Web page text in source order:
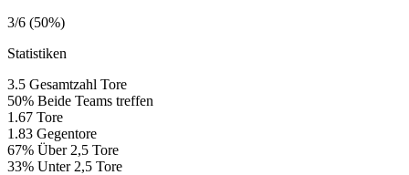
3/6 (50%)
Statistiken
3.5 Gesamtzahl Tore
50% Beide Teams treffen
1.67 Tore
1.83 Gegentore
67% Über 2,5 Tore
33% Unter 2,5 Tore